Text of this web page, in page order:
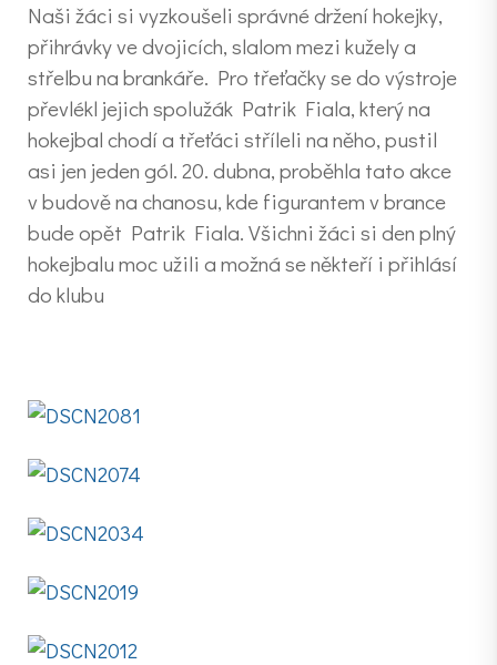
Naši žáci si vyzkoušeli správné držení hokejky,
přihrávky ve dvojicích, slalom mezi kužely a
střelbu na brankáře. Pro třeťačky se do výstroje
převlékl jejich spolužák Patrik Fiala, který na
hokejbal chodí a třeťáci stříleli na něho, pustil
asi jen jeden gól. 20. dubna, proběhla tato akce
v budově na chanosu, kde figurantem v brance
bude opět Patrik Fiala. Všichni žáci si den plný
hokejbalu moc užili a možná se někteří i přihlásí
do klubu